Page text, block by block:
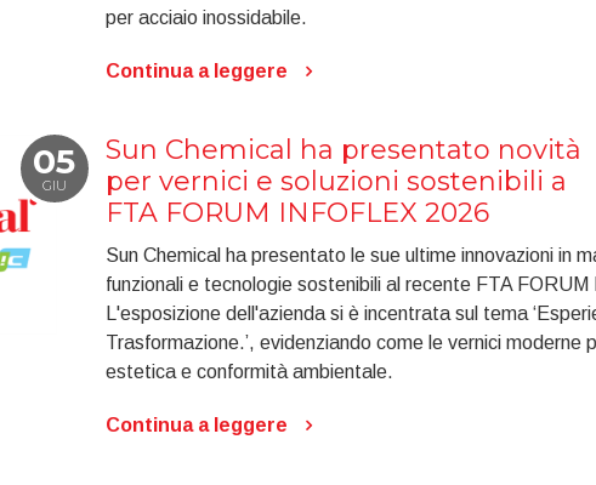
per acciaio inossidabile.
Continua a leggere
05
GIU
Sun Chemical ha presentato novità
per vernici e soluzioni sostenibili a
FTA FORUM INFOFLEX 2026
Sun Chemical ha presentato le sue ultime innovazioni in
funzionali e tecnologie sostenibili al recente FTA
L'esposizione dell'azienda si è incentrata sul tema
Trasformazione.’, evidenziando come le vernici moderne
estetica e conformità ambientale.
Continua a leggere